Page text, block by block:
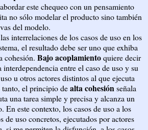
este chequeo con un pensamiento
no sólo modelar el producto sino también
del modelo.
interrelaciones de los casos de uso en los
el resultado debe ser uno que exhiba
cohesión. Bajo acoplamientoquiere decir
entre el caso de uso y su
u otros actores distintos al que ejecuta
tanto, el principio dealta cohesiónseñala
una tarea simple y precisa y alcanza un
En este contexto, los casos de uso a los
de uso concretos, ejecutados por actores